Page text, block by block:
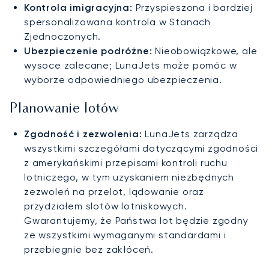
Kontrola imigracyjna: Przyspieszona i bardziej
spersonalizowana kontrola w Stanach
Zjednoczonych.
Ubezpieczenie podróżne: Nieobowiązkowe, ale
wysoce zalecane; LunaJets może pomóc w
wyborze odpowiedniego ubezpieczenia.
Planowanie lotów
Zgodność i zezwolenia: LunaJets zarządza
wszystkimi szczegółami dotyczącymi zgodności
z amerykańskimi przepisami kontroli ruchu
lotniczego, w tym uzyskaniem niezbędnych
zezwoleń na przelot, lądowanie oraz
przydziałem slotów lotniskowych.
Gwarantujemy, że Państwa lot będzie zgodny
ze wszystkimi wymaganymi standardami i
przebiegnie bez zakłóceń.